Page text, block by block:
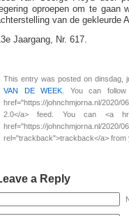
oproepen om te gaan
van de gekleurde
Jaargang, Nr. 617.
This entry was posted on dinsdag,
VAN DE WEEK . You can
href="https://johnchmjorna.nl/2020/
2.0</a> feed. You can <a
href="https://johnchmjorna.nl/2020/
rel="trackback">trackback</a> from
a Reply